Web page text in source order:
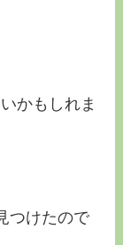
かもしれま
つけたので